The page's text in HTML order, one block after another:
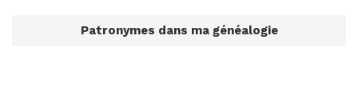
Patronymes dans ma généalogie